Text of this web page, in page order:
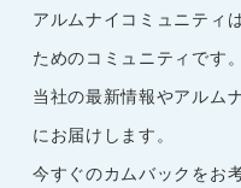
アルムナイコミュニティ
ためのコミュニティです。
当社の最新情報やアルム
にお届けします。
今すぐのカムバックをお